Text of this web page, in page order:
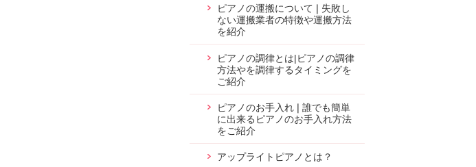
ピアノの運搬について❘失敗し
ない運搬業者の特徴や運搬方法
を紹介
ピアノの調律とは|ピアノの調律
方法やを調律するタイミングを
ご紹介
ピアノのお手入れ❘誰でも簡単
に出来るピアノのお手入れ方法
をご紹介
アップライトピアノとは？